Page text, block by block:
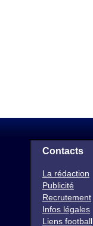
Contacts
La rédaction
Publicité
Recrutement
Infos légales
Liens football